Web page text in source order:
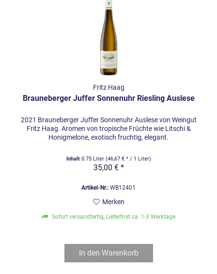
Fritz Haag
Brauneberger Juffer Sonnenuhr Riesling Auslese
2021 Brauneberger Juffer Sonnenuhr Auslese von Weingut
Fritz Haag. Aromen von tropische Früchte wie Litschi &
Honigmelone, exotisch fruchtig, elegant.
Inhalt 0.75 Liter (46,67 € * / 1 Liter)
35,00 € *
Artikel-Nr.: WB12401
Merken
Sofort versandfertig, Lieferfrist ca. 1-3 Werktage
In den Warenkorb